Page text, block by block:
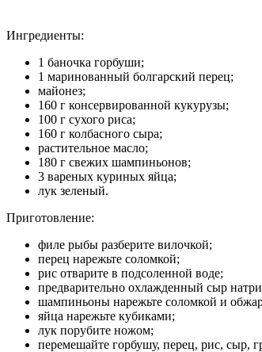
Ингредиенты:
1 баночка горбуши;
1 маринованный болгарский перец;
майонез;
160 г консервированной кукурузы;
100 г сухого риса;
160 г колбасного сыра;
растительное масло;
180 г свежих шампиньонов;
3 вареных куриных яйца;
лук зеленый.
Приготовление:
филе рыбы разберите вилочкой;
перец нарежьте соломкой;
рис отварите в подсоленной воде;
предварительно охлажденный сыр
шампиньоны нарежьте соломкой и
яйца нарежьте кубиками;
лук порубите ножом;
перемешайте горбушу, перец, рис, сыр,